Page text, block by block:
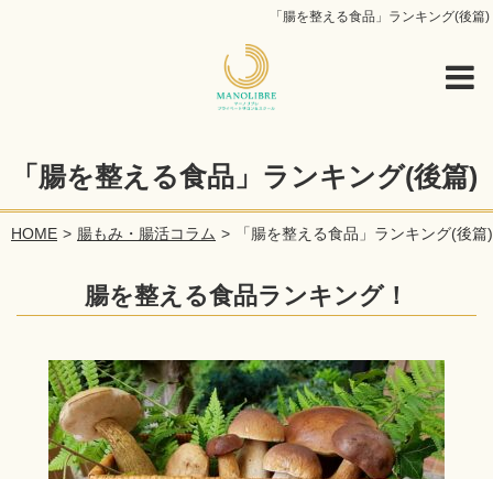
「腸を整える食品」ランキング(後篇)
「腸を整える食品」ランキング(後篇)
HOME 腸もみ・腸活コラム 「腸を整える食品」ランキング(後篇)
腸を整える食品ランキング！